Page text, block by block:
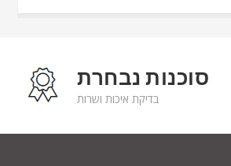
סוכנות נבחרת
בדיקת איכות ושרות